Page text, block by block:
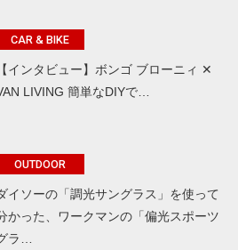
CAR & BIKE
【インタビュー】ボンゴ ブローニィ ✕
LIVING 簡単なDIYで…
OUTDOOR
イソーの「調光サングラス」を使って
かった、ワークマンの「偏光スポーツ
ラ…